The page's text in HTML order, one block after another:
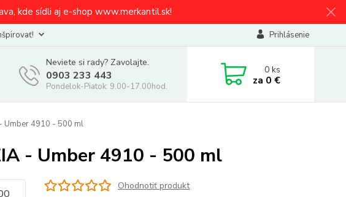
kde sídli aj e-shop www.merkantil.sk!
Prihlásenie
Neviete si rady? Zavolajte.
0903 233 443
Pondelok-Piatok: 9.00-17.00hod.
0ks
za 0 €
Umber 4910 - 500 ml
- Umber 4910 - 500 ml
Ohodnotiť produkt